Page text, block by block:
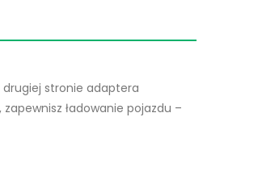
drugiej stronie adaptera
, zapewnisz ładowanie pojazdu –